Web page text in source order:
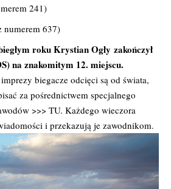
241)
numerem 637)
roku Krystian Ogły zakończył
na znakomitym 12. miejscu.
biegacze odcięci są od świata,
za pośrednictwem specjalnego
>>> TU. Każdego wieczora
i przekazują je zawodnikom.